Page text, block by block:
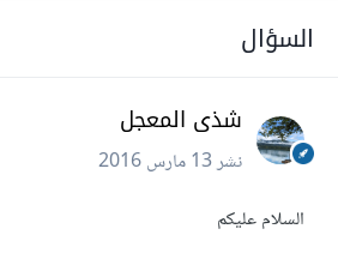
السؤال
شذى المعجل
نشر13 مارس 2016
السلام عليكم